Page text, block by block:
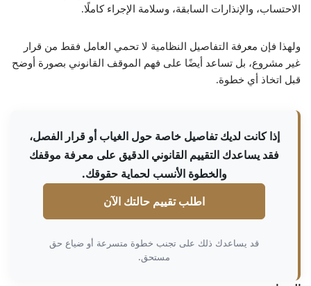
الاحتساب، والإنذارات السابقة، وسلامة الإجراء كاملًا.
ولهذا فإن معرفة التفاصيل النظامية لا تحمي العامل فقط من قرار
غير مشروع، بل تساعد أيضًا على فهم الموقف القانوني بصورة أوضح
قبل اتخاذ أي خطوة.
إذا كانت لديك تفاصيل خاصة حول الغياب أو قرار الفصل،
فقد يساعدك التقييم القانوني الدقيق على معرفة موقفك
والخطوة الأنسب لحماية حقوقك.
اطلب تقييم حالتك الآن
قد يساعدك ذلك على تجنب خطوة متسرعة أو ضياع حق
مستحق.